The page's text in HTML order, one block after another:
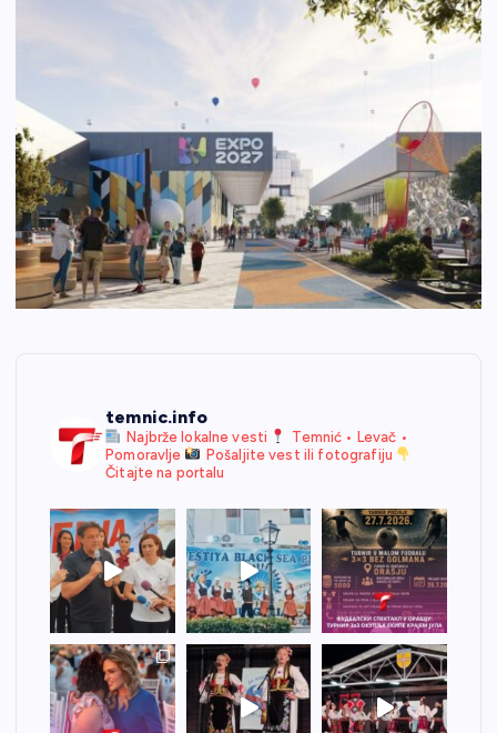
temnic.info
Najbrže lokalne vesti
Temnić • Levač •
Pomoravlje
Pošaljite vest ili fotografiju
Čitajte na portalu